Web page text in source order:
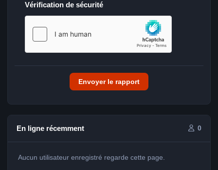
Vérification de sécurité
Envoyer le rapport
En ligne récemment 0
Aucun utilisateur enregistré regarde cette page.